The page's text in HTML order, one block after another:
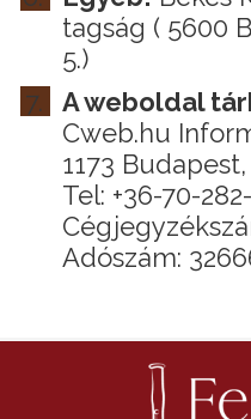
tagság ( 5600
5.)
A weboldal
Cweb.hu
1173
Tel: +36-70-
Adószám: